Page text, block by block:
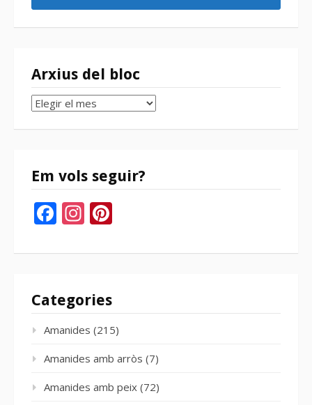
Arxius del bloc
Arxius
bloc
Em vols seguir?
Facebook
Instagram
Categories
Amanides (215)
Amanides amb arròs (7)
Amanides amb peix (72)